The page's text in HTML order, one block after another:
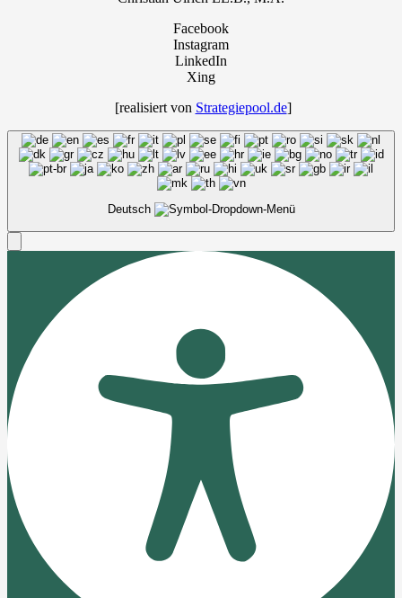
Facebook
Instagram
LinkedIn
Xing
[rea­li­siert von Strategiepool.de]
Deutsch